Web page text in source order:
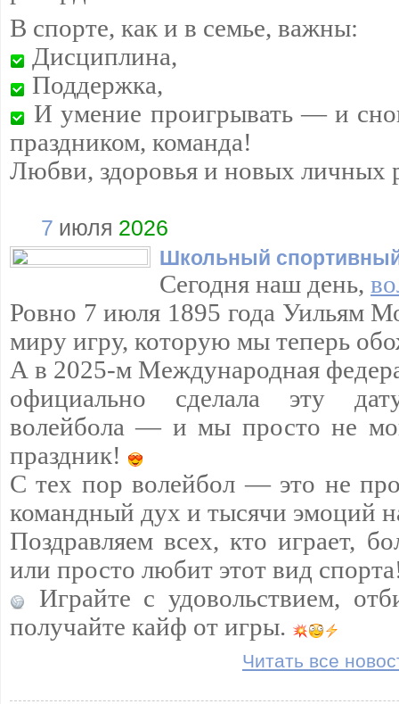
В спорте, как и в семье, важны:
Дисциплина,
Поддержка,
И умение проигрывать — и
праздником, команда!
Любви, здоровья и новых личных
7 июля 2026
Школьный
Сегодня наш день,
Ровно 7 июля 1895 года Уильям
миру игру, которую мы теперь
А в 2025-м Международная
официально сделала эту
волейбола — и мы просто не
праздник!
С тех пор волейбол — это не
командный дух и тысячи эмоций
Поздравляем всех, кто играет,
или просто любит этот вид
Играйте с удовольствием,
получайте кайф от игры.
Читать все